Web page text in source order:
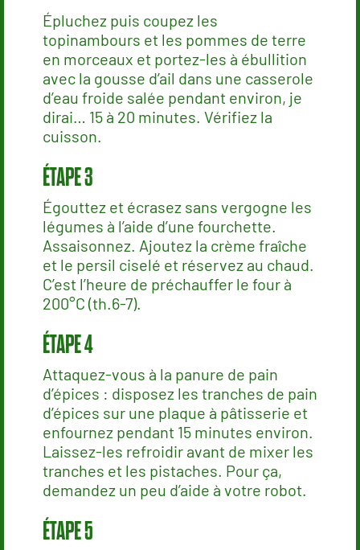
Épluchez puis coupez les
topinambours et les pommes de terre
en morceaux et portez-les à ébullition
avec la gousse d’ail dans une casserole
d’eau froide salée pendant environ, je
dirai… 15 à 20 minutes. Vérifiez la
cuisson.
Égouttez et écrasez sans vergogne les
légumes à l’aide d’une fourchette.
Assaisonnez. Ajoutez la crème fraîche
et le persil ciselé et réservez au chaud.
C’est l’heure de préchauffer le four à
200°C (th.6-7).
Attaquez-vous à la panure de pain
d’épices : disposez les tranches de pain
d’épices sur une plaque à pâtisserie et
enfournez pendant 15 minutes environ.
Laissez-les refroidir avant de mixer les
tranches et les pistaches. Pour ça,
demandez un peu d’aide à votre robot.